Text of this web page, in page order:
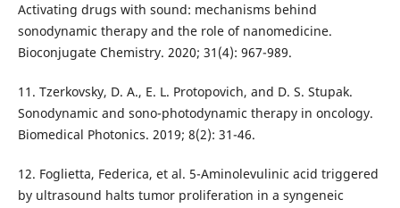
Activating drugs with sound: mechanisms behind
sonodynamic therapy and the role of nanomedicine.
Bioconjugate Chemistry. 2020; 31(4): 967-989.
11. Tzerkovsky, D. A., E. L. Protopovich, and D. S. Stupak.
Sonodynamic and sono-photodynamic therapy in oncology.
Biomedical Photonics. 2019; 8(2): 31-46.
12. Foglietta, Federica, et al. 5-Aminolevulinic acid triggered
by ultrasound halts tumor proliferation in a syngeneic